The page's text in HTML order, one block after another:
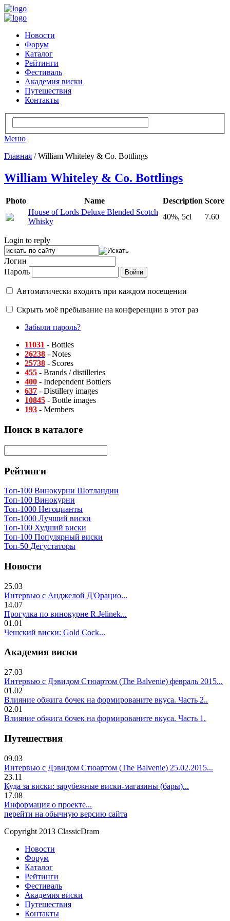
Новости
Форум
Каталог
Рейтинги
Фестиваль
Академия виски
Путешествия
Контакты
Меню
Главная / William Whiteley & Co. Bottlings
William Whiteley & Co. Bottlings
Photo Name Description Score
House of Lords Deluxe Blended Scotch
Whisky
40%, 5cl 7.60
Login to reply
Логин
Пароль
Автоматически входить при каждом посещении
Скрыть моё пребывание на конференции в этот раз
Забыли пароль?
11031 - Bottles
26238 - Notes
25738 - Scores
455 - Brands / distilleries
400 - Independent Bottlers
637 - Distillery images
10845 - Bottle images
193 - Members
Поиск в каталоге
Рейтинги
Топ-100 Винокурни Шотландии
Топ-100 Винокурни
Топ-1000 Негоцианты
Топ-1000 Лучший виски
Топ-100 Худший виски
Топ-100 Популярный виски
Топ-50 Дегустаторы
Новости
25.03
Интервью с Анджелой Д'Орацио...
14.07
Прогулка по винокурне R.Jelinek...
01.01
Чешский виски: Gold Cock...
Академия виски
27.03
Интервью с Дэвидом Стюартом (The Balvenie) февраль 2015...
01.02
Влияние обжига бочек на формированите вкуса. Часть 2..
02.01
Влияние обжига бочек на формированите вкуса. Часть 1.
Путешествия
09.03
Интервью с Дэвидом Стюартом (The Balvenie) 25.02.2015...
23.11
Куда за виски: зарубежные виски-магазины (бары)...
17.08
Информация о проекте...
перейти на обычную версию сайта
Copyright 2013 ClassicDram
Новости
Форум
Каталог
Рейтинги
Фестиваль
Академия виски
Путешествия
Контакты